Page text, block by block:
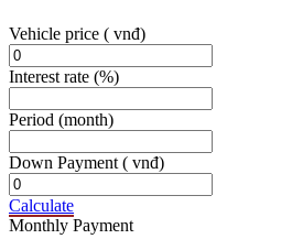
Vehicle price ( vnđ)
Interest rate (%)
Period (month)
Down Payment ( vnđ)
Calculate
Monthly Payment